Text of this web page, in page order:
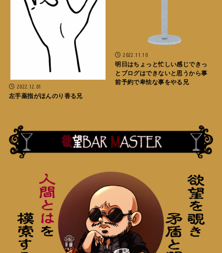
2022.12.01
左手薬指がほんのり香る兄
2022.11.10
明日はちょっと忙しい感じできっ
とブログはできないと思うから事
前予約で卑怯な事をやる兄